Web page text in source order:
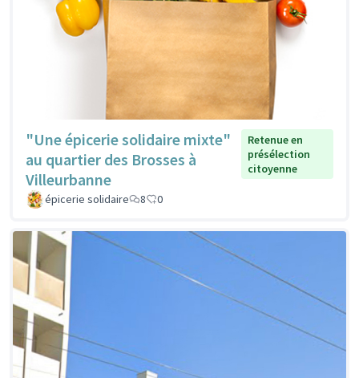
"Une épicerie solidaire mixte"
au quartier des Brosses à
Villeurbanne
Retenue en
présélection
citoyenne
épicerie solidaire 8 0